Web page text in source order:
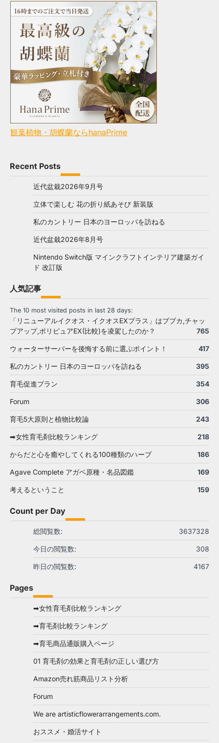
観葉植物・胡蝶蘭ならhanaPrime
Recent Posts
近代盆栽2026年9月号
立体で楽しむ 花の折り紙あそび 新装版
私のカントリー 日本のヨーロッパを訪ねる
近代盆栽2026年8月号
Nintendo Switch版 マインクラフトインテリア建築ガイ
ド 改訂版
人気記事
The 10 most visited posts in last 28 days:
「リニューアルイクオス・イクオスEXプラス」はブブカ,チャッ
プアップ,ポリピュアEX(比較)を凌駕したのか？
765
ウォーターサーバーを後悔する前に選ぶポイント！ 417
私のカントリー 日本のヨーロッパを訪ねる 395
育毛促進プラン 354
Forum 306
育毛5大原則と植物比較論 243
➡女性育毛剤比較ランキング 218
からだと心を癒やしてくれる100種類のハーブ 186
Agave Complete アガベ原種・名品図鑑 169
考えるということ 159
Count per Day
3637328
総閲覧数:
308
今日の閲覧数:
4167
昨日の閲覧数:
Pages
➡女性育毛剤比較ランキング
➡育毛剤比較ランキング
➡育毛商品通販購入ページ
01 育毛剤の効果と育毛剤の正しい選び方
Amazon売れ筋商品リスト分析
Forum
We are artisticflowerarrangements.com.
おススメ・婚活サイト